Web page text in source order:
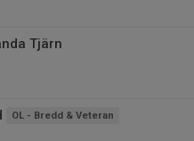
Tjärn
OL - Bredd & Veteran